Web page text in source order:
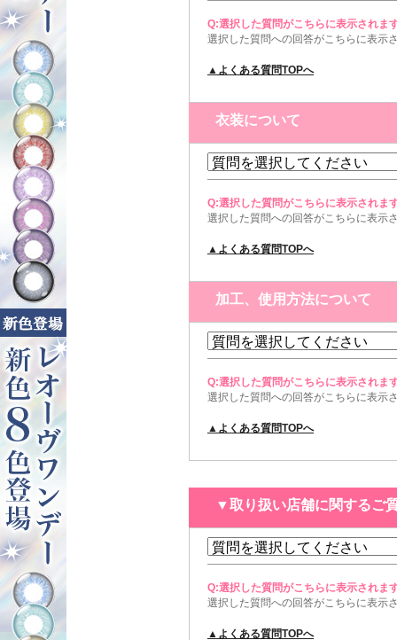
Q:選択した質問がこちらに表示されま
選択した質問への回答がこちらに表示
▲よくある質問TOPへ
衣装について
Q:選択した質問がこちらに表示されま
選択した質問への回答がこちらに表示
▲よくある質問TOPへ
加工、使用方法について
Q:選択した質問がこちらに表示されま
選択した質問への回答がこちらに表示
▲よくある質問TOPへ
▼取り扱い店舗に関するご
Q:選択した質問がこちらに表示されま
選択した質問への回答がこちらに表示
▲よくある質問TOPへ